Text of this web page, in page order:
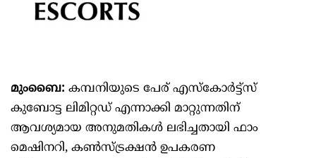
മുംബൈ: കമ്പനിയുടെ പേര് എസ്കോർട്ട്സ്
കുബോട്ട ലിമിറ്റഡ് എന്നാക്കി മാറ്റുന്നതിന്
ആവശ്യമായ അനുമതികൾ ലഭിച്ചതായി ഫാം
മെഷിനറി, കൺസ്ട്രക്ഷൻ ഉപകരണ